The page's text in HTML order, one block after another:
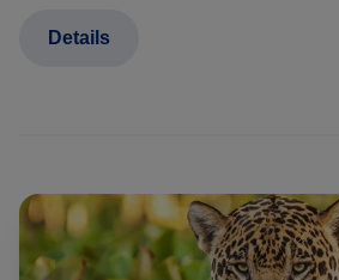
Details